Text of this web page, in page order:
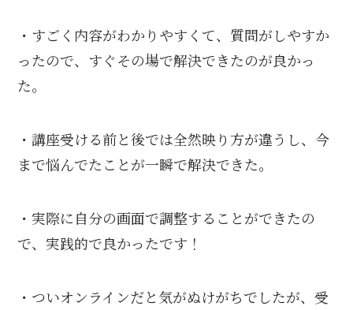
・すごく内容がわかりやすくて、質問がしやすか
ったので、すぐその場で解決できたのが良かっ
た。
・講座受ける前と後では全然映り方が違うし、今
まで悩んでたことが一瞬で解決できた。
・実際に自分の画面で調整することができたの
で、実践的で良かったです！
・ついオンラインだと気がぬけがちでしたが、受